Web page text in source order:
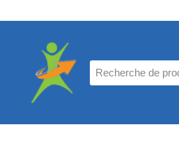
au
Recherche
pour :